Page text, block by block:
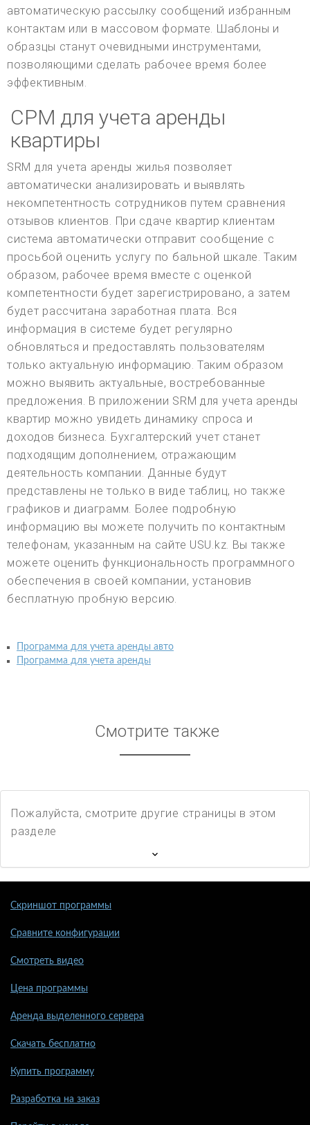
автоматическую рассылку сообщений избранным
контактам или в массовом формате. Шаблоны и
образцы станут очевидными инструментами,
позволяющими сделать рабочее время более
эффективным.
СРМ для учета аренды
квартиры
SRM для учета аренды жилья позволяет
автоматически анализировать и выявлять
некомпетентность сотрудников путем сравнения
отзывов клиентов. При сдаче квартир клиентам
система автоматически отправит сообщение с
просьбой оценить услугу по бальной шкале. Таким
образом, рабочее время вместе с оценкой
компетентности будет зарегистрировано, а затем
будет рассчитана заработная плата. Вся
информация в системе будет регулярно
обновляться и предоставлять пользователям
только актуальную информацию. Таким образом
можно выявить актуальные, востребованные
предложения. В приложении SRM для учета аренды
квартир можно увидеть динамику спроса и
доходов бизнеса. Бухгалтерский учет станет
подходящим дополнением, отражающим
деятельность компании. Данные будут
представлены не только в виде таблиц, но также
графиков и диаграмм. Более подробную
информацию вы можете получить по контактным
телефонам, указанным на сайте USU.kz. Вы также
можете оценить функциональность программного
обеспечения в своей компании, установив
бесплатную пробную версию.
Программа для учета аренды авто
Программа для учета аренды
Смотрите также
Пожалуйста, смотрите другие страницы в этом
разделе
Скриншот программы
Сравните конфигурации
Смотреть видео
Цена программы
Аренда выделенного сервера
Скачать бесплатно
Купить программу
Разработка на заказ